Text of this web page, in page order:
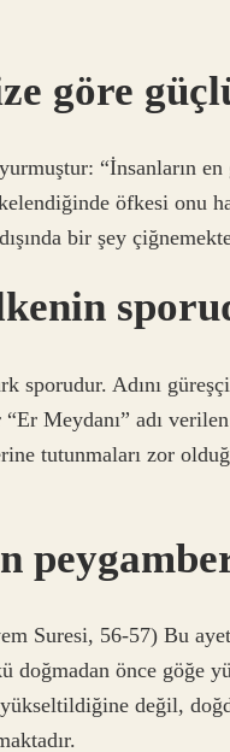
göre
“İnsanların
öfkesi onu
bir şey
sporudur. Adını
Meydanı” adı
tutunmaları zor
Suresi, 56-57) Bu
doğmadan önce göğe
değil,